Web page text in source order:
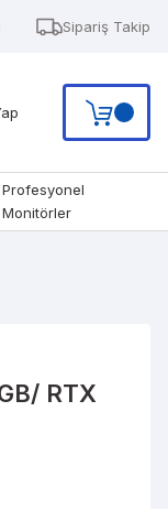
Sipariş Takip
Profesyonel
Monitörler
RTX